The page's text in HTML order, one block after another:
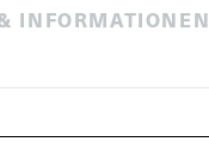
INFORMATIONEN